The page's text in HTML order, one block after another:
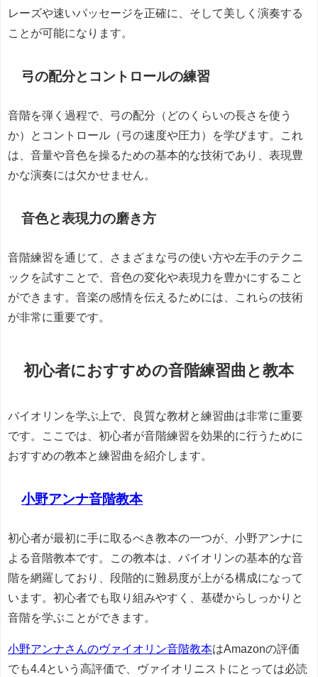
レーズや速いパッセージを正確に、そして美しく演奏する
ことが可能になります。
弓の配分とコントロールの練習
音階を弾く過程で、弓の配分（どのくらいの長さを使う
か）とコントロール（弓の速度や圧力）を学びます。これ
は、音量や音色を操るための基本的な技術であり、表現豊
かな演奏には欠かせません。
音色と表現力の磨き方
音階練習を通じて、さまざまな弓の使い方や左手のテクニ
ックを試すことで、音色の変化や表現力を豊かにすること
ができます。音楽の感情を伝えるためには、これらの技術
が非常に重要です。
初心者におすすめの音階練習曲と教本
バイオリンを学ぶ上で、良質な教材と練習曲は非常に重要
です。ここでは、初心者が音階練習を効果的に行うために
おすすめの教本と練習曲を紹介します。
小野アンナ音階教本
初心者が最初に手に取るべき教本の一つが、小野アンナに
よる音階教本です。この教本は、バイオリンの基本的な音
階を網羅しており、段階的に難易度が上がる構成になって
います。初心者でも取り組みやすく、基礎からしっかりと
音階を学ぶことができます。
小野アンナさんのヴァイオリン音階教本はAmazonの評価
でも4.4という高評価で、ヴァイオリニストにとっては必読